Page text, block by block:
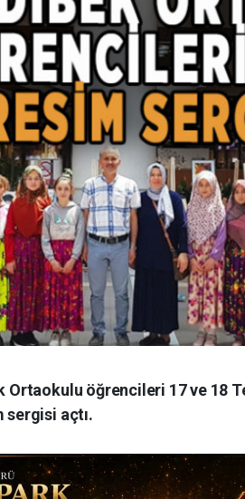
Ortaokulu öğrencileri 17 ve 18
sergisi açtı.